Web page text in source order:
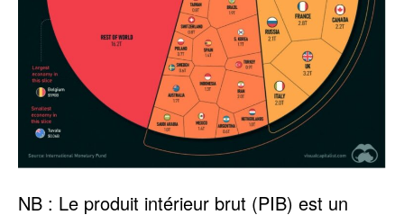
NB : Le produit intérieur brut (PIB) est un